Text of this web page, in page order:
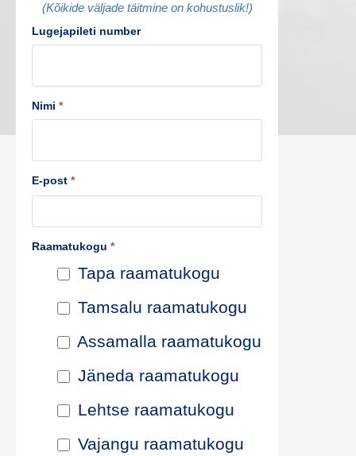
n
t
s
t
e
(Kõikide väljade täitmine on kohustuslik!)
Lugejapileti number
Nimi *
E-post *
Raamatukogu *
Tapa raamatukogu
Tamsalu raamatukogu
Assamalla raamatukogu
Jäneda raamatukogu
Lehtse raamatukogu
Vajangu raamatukogu